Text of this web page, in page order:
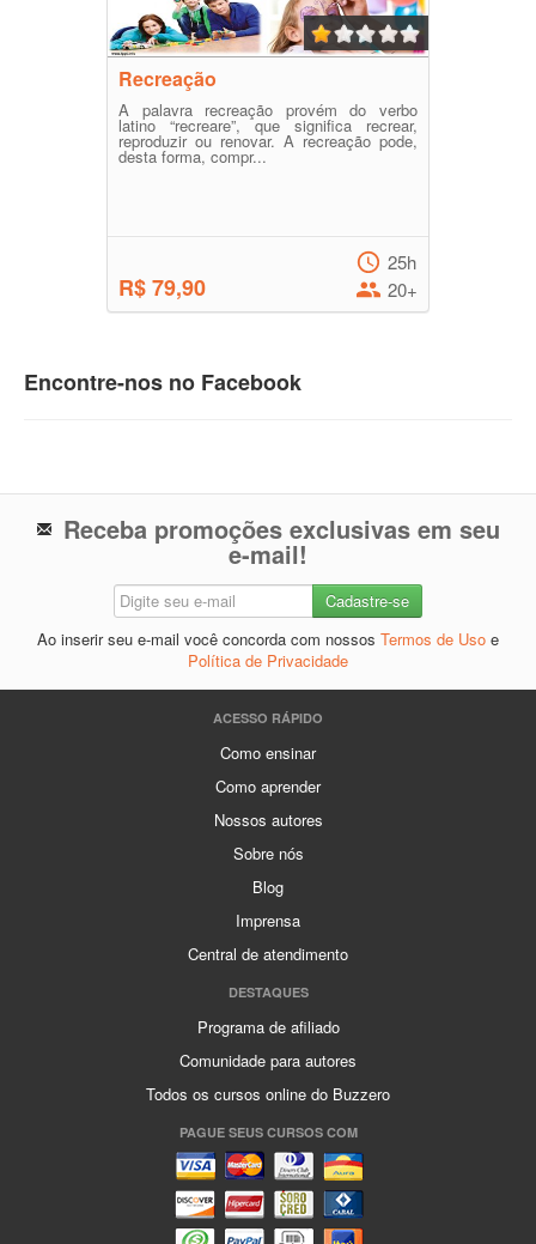
Recreação
A palavra recreação provém do verbo
latino “recreare”, que significa recrear,
reproduzir ou renovar. A recreação pode,
desta forma, compr...
R$ 79,90
25h
20+
Encontre-nos no Facebook
Receba promoções exclusivas em seu
e-mail!
Ao inserir seu e-mail você concorda com nossos Termos de Uso e
Política de Privacidade
ACESSO RÁPIDO
Como ensinar
Como aprender
Nossos autores
Sobre nós
Blog
Imprensa
Central de atendimento
DESTAQUES
Programa de afiliado
Comunidade para autores
Todos os cursos online do Buzzero
PAGUE SEUS CURSOS COM